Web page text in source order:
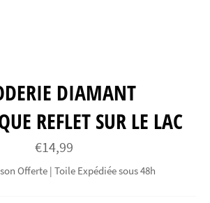
DIAMANT
REFLET SUR LE LAC
Prix
régulier
€14,99
Offerte | Toile Expédiée sous 48h